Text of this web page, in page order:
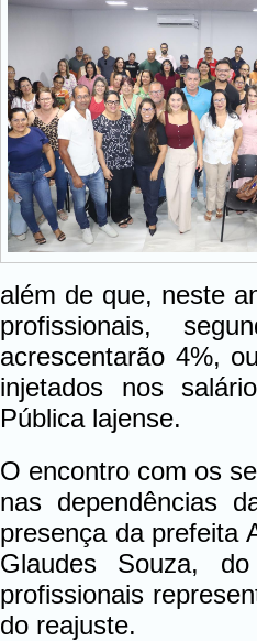
além de que, neste
profissionais,
acrescentarão 4%,
injetados nos
Pública lajense.
O encontro com os
nas dependências
presença da prefeita
Glaudes Souza,
profissionais
do reajuste.